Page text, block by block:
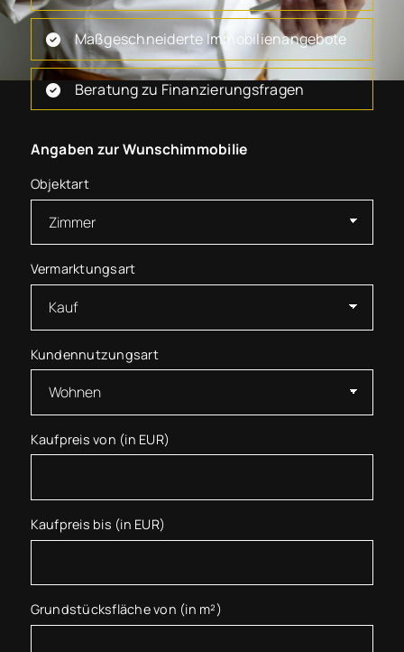
Maßgeschneiderte Immobilienangebote
Beratung zu Finanzierungsfragen
Angaben zur Wunschimmobilie
Objektart
Vermarktungsart
Kundennutzungsart
Kaufpreis von (in EUR)
Kaufpreis bis (in EUR)
Grundstücksfläche von (in m²)